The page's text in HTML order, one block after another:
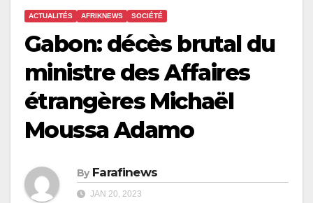
ACTUALITÉS AFRIKNEWS SOCIÉTÉ
Gabon: décès brutal du
ministre des Affaires
étrangères Michaël
Moussa Adamo
By Farafinews
JAN 20, 2023